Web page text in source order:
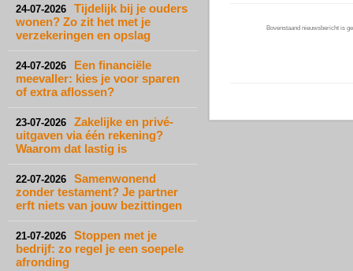
24-07-2026
Tijdelijk bij je ouders
wonen? Zo zit het met je
verzekeringen en opslag
24-07-2026
Een financiële
meevaller: kies je voor sparen
of extra aflossen?
23-07-2026
Zakelijke en privé-
uitgaven via één rekening?
Waarom dat lastig is
22-07-2026
Samenwonend
zonder testament? Je partner
erft niets van jouw bezittingen
21-07-2026
Stoppen met je
bedrijf: zo regel je een soepele
afronding
Bovenstaand nieuwsbericht is